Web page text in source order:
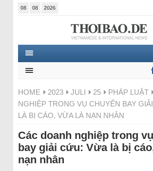
08 08 2026
HOME 2023 JULI 25 PHÁP LUẬT
NGHIỆP TRONG VỤ CHUYẾN BAY
LÀ BỊ CÁO, VỪA LÀ NẠN NHÂN
Các doanh nghiệp trong
bay giải cứu: Vừa là bị
nạn nhân